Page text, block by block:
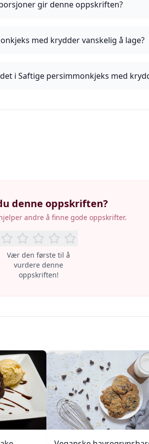
gir denne oppskriften?
med krydder vanskelig å lage?
i Saftige persimmonkjeks med
denne oppskriften?
andre å finne gode oppskrifter.
Vær den første til å
vurdere denne
oppskriften!